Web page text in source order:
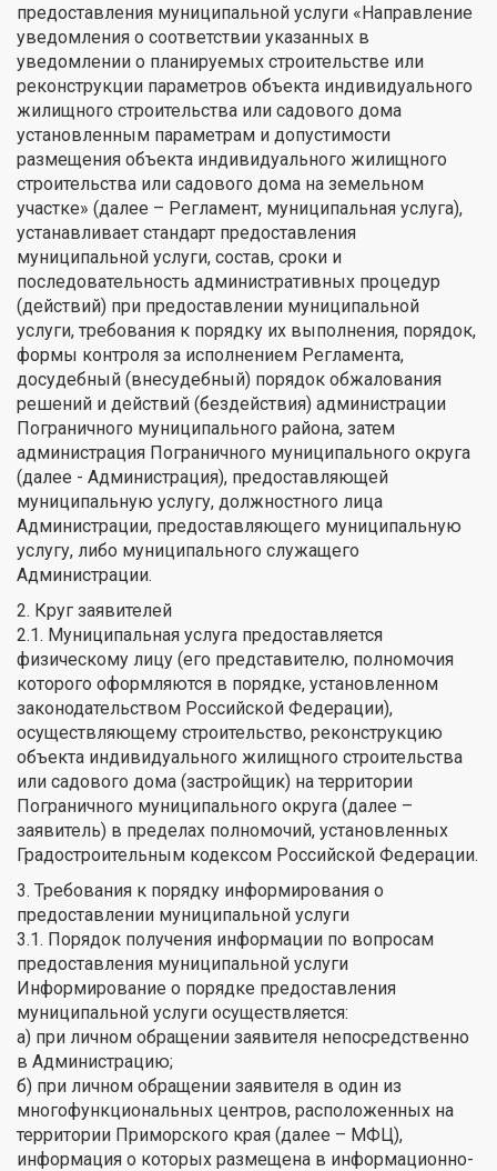
предоставления муниципальной услуги «Направление
уведомления о соответствии указанных в
уведомлении о планируемых строительстве или
реконструкции параметров объекта индивидуального
жилищного строительства или садового дома
установленным параметрам и допустимости
размещения объекта индивидуального жилищного
строительства или садового дома на земельном
участке» (далее – Регламент, муниципальная услуга),
устанавливает стандарт предоставления
муниципальной услуги, состав, сроки и
последовательность административных процедур
(действий) при предоставлении муниципальной
услуги, требования к порядку их выполнения, порядок,
формы контроля за исполнением Регламента,
досудебный (внесудебный) порядок обжалования
решений и действий (бездействия) администрации
Пограничного муниципального района, затем
администрация Пограничного муниципального округа
(далее - Администрация), предоставляющей
муниципальную услугу, должностного лица
Администрации, предоставляющего муниципальную
услугу, либо муниципального служащего
Администрации.
2. Круг заявителей
2.1. Муниципальная услуга предоставляется
физическому лицу (его представителю, полномочия
которого оформляются в порядке, установленном
законодательством Российской Федерации),
осуществляющему строительство, реконструкцию
объекта индивидуального жилищного строительства
или садового дома (застройщик) на территории
Пограничного муниципального округа (далее –
заявитель) в пределах полномочий, установленных
Градостроительным кодексом Российской Федерации.
3. Требования к порядку информирования о
предоставлении муниципальной услуги
3.1. Порядок получения информации по вопросам
предоставления муниципальной услуги
Информирование о порядке предоставления
муниципальной услуги осуществляется:
а) при личном обращении заявителя непосредственно
в Администрацию;
б) при личном обращении заявителя в один из
многофункциональных центров, расположенных на
территории Приморского края (далее – МФЦ),
информация о которых размещена в информационно-